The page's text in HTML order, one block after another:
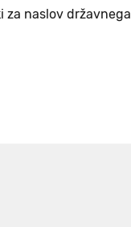
za naslov državnega